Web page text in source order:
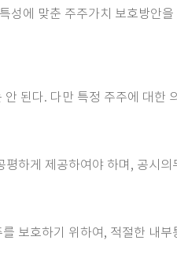
성에 맞춘 주주가치 보호방안
된다. 다만 특정 주주에 대한
하게 제공하여야 하며, 공시
보호하기 위하여, 적절한 내